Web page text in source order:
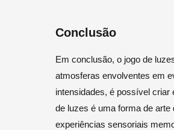
Conclusão
Em conclusão, o jogo de
atmosferas envolventes em
intensidades, é possível
de luzes é uma forma de
experiências sensoriais